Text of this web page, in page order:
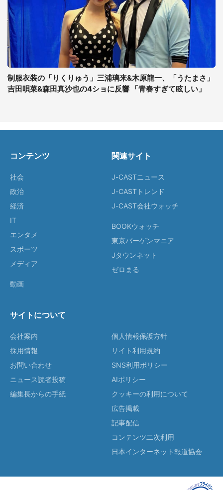
制服衣装の「りくりゅう」三浦璃来&木原龍一、「うたまさ」
吉田唄菜&森田真沙也の4ショに反響 「青春すぎて眩しい」
コンテンツ
社会
政治
経済
IT
エンタメ
スポーツ
メディア
動画
関連サイト
J-CASTニュース
J-CASTトレンド
J-CAST会社ウォッチ
BOOKウォッチ
東京バーゲンマニア
Jタウンネット
ゼロまる
サイトについて
会社案内
採用情報
お問い合わせ
ニュース読者投稿
編集長からの手紙
個人情報保護方針
サイト利用規約
SNS利用ポリシー
AIポリシー
クッキーの利用について
広告掲載
記事配信
コンテンツ二次利用
日本インターネット報道協会